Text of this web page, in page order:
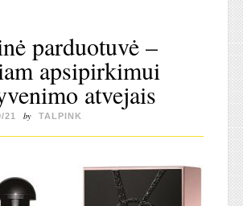
parduotuvė –
apsipirkimui
atvejais
21 by TALPINK